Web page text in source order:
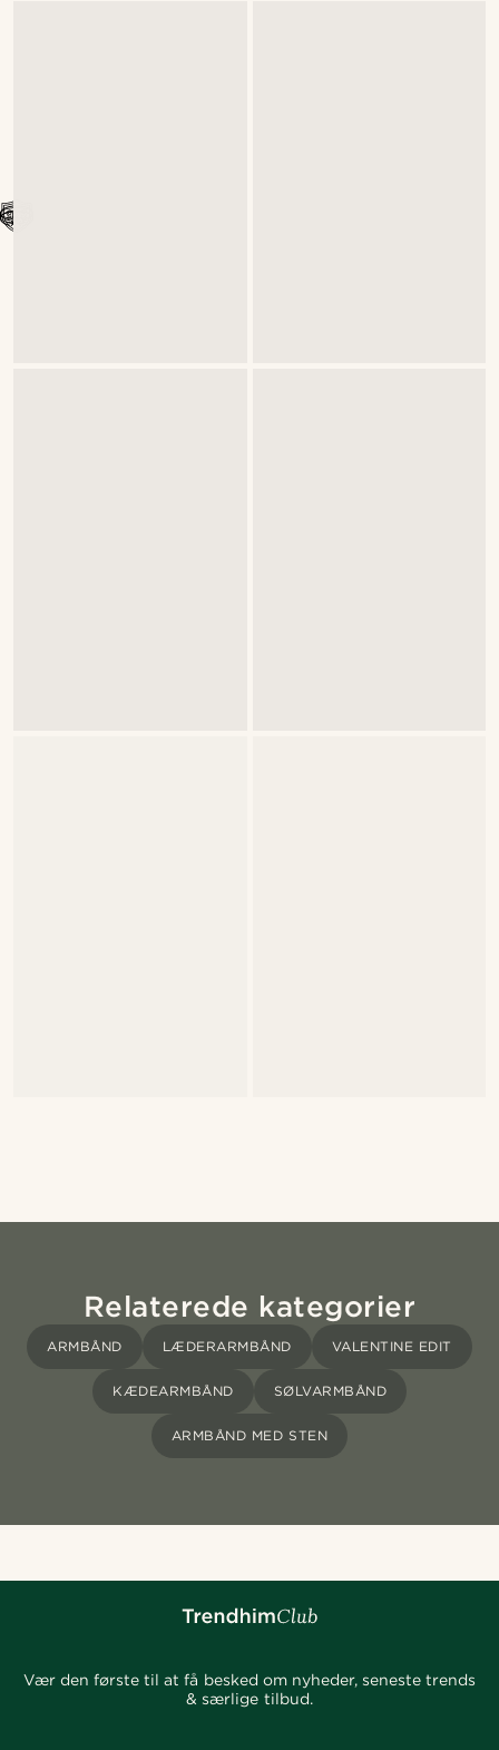
Relaterede kategorier
ARMBÅND LÆDERARMBÅND VALENTINE EDIT
KÆDEARMBÅND SØLVARMBÅND
ARMBÅND MED STEN
Vær den første til at få besked om nyheder, seneste trends
& særlige tilbud.